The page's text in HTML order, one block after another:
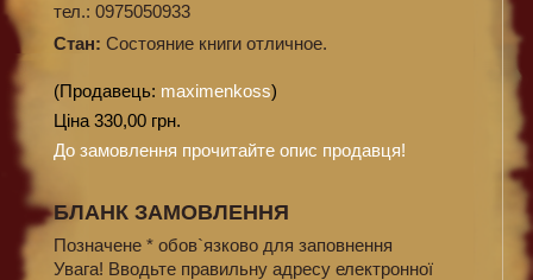
тел.: 0975050933
Стан: Состояние книги отличное.
(Продавець: maximenkoss)
Ціна 330,00 грн.
До замовлення прочитайте опис продавця!
БЛАНК ЗАМОВЛЕННЯ
Позначене * обов`язково для заповнення
Увага! Вводьте правильну адресу електронної